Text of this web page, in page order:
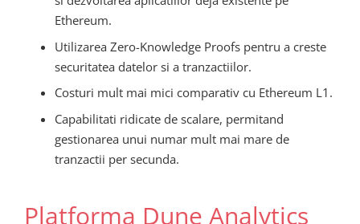
Ethereum.
Utilizarea Zero-Knowledge Proofs pentru a creste
securitatea datelor si a tranzactiilor.
Costuri mult mai mici comparativ cu Ethereum L1.
Capabilitati ridicate de scalare, permitand
gestionarea unui numar mult mai mare de
tranzactii per secunda.
Platforma Dune Analytics